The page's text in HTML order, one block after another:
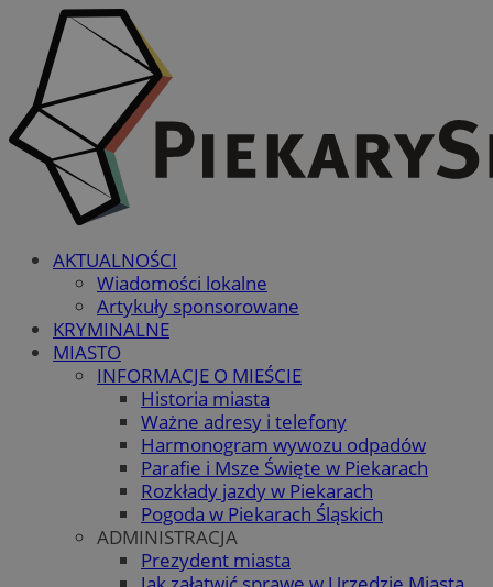
AKTUALNOŚCI
Wiadomości lokalne
Artykuły sponsorowane
KRYMINALNE
MIASTO
INFORMACJE O MIEŚCIE
Historia miasta
Ważne adresy i telefony
Harmonogram wywozu odpadów
Parafie i Msze Święte w Piekarach
Rozkłady jazdy w Piekarach
Pogoda w Piekarach Śląskich
ADMINISTRACJA
Prezydent miasta